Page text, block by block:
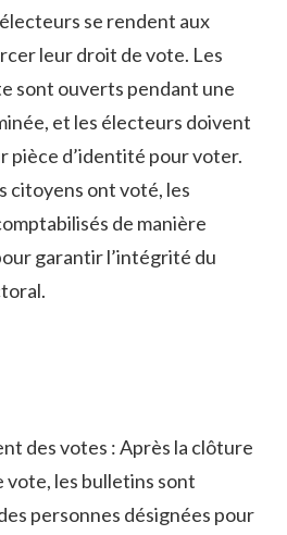
se rendent aux
leur‍ droit de ⁢vote. Les
⁤sont ouverts pendant une
et ⁤les électeurs doivent
pièce d’identité pour voter.
citoyens ont voté, les
de manière
‌garantir l’intégrité du
des votes : ​Après ​la⁢ clôture
vote, les bulletins sont⁢
personnes désignées pour